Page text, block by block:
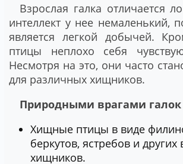
Взрослая галка отличается
интеллект у нее немаленький,
является легкой добычей.
птицы неплохо себя
Несмотря на это, они часто
для различных хищников.
Природными врагами галок
Хищные птицы в виде
беркутов, ястребов и
хищников.